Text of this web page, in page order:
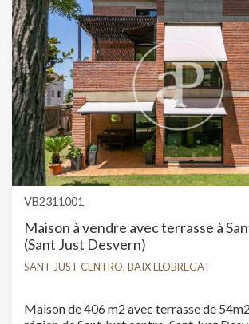
auténtico estilo neoyorkino, conservando
estructura original de la finca, así como
abovedados, vigas de hierro y paredes de
de diseño ubicado en finca con servicio
VB2311001
Maison à vendre avec terrasse à
(Sant Just Desvern)
SANT JUST CENTRO, BAIX LLOBREGAT
Maison de 406 m2 avec terrasse de